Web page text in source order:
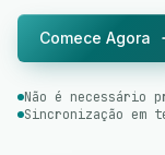
Comece Agora
Não é necessário
Sincronização em